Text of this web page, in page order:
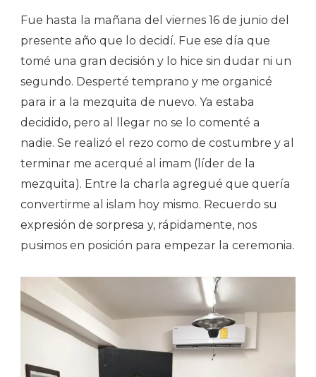
Fue hasta la mañana del viernes 16 de junio del
presente año que lo decidí. Fue ese día que
tomé una gran decisión y lo hice sin dudar ni un
segundo. Desperté temprano y me organicé
para ir a la mezquita de nuevo. Ya estaba
decidido, pero al llegar no se lo comenté a
nadie. Se realizó el rezo como de costumbre y al
terminar me acerqué al imam (líder de la
mezquita). Entre la charla agregué que quería
convertirme al islam hoy mismo. Recuerdo su
expresión de sorpresa y, rápidamente, nos
pusimos en posición para empezar la ceremonia.